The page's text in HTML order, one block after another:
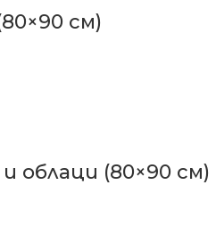
см)
облаци (80×90 см)